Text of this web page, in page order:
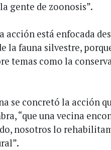
gente de zoonosis”.
acción está enfocada
la fauna silvestre,
temas como la
se concretó la acción
“que una vecina
nosotros lo